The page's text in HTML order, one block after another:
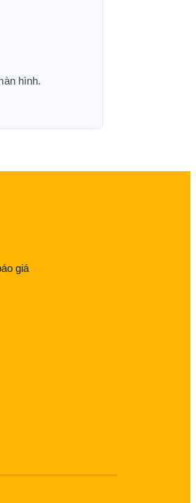
hình.
giá